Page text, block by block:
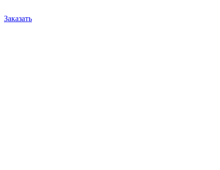
Заказать